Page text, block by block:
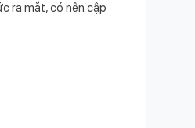
ra mắt, có nên cập